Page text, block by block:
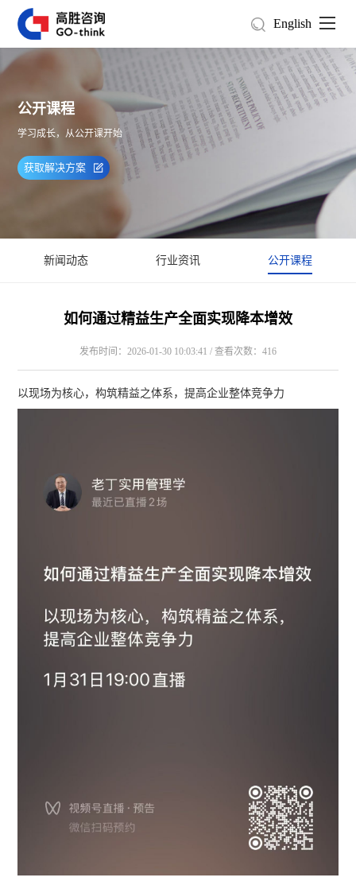
English
公开课程
学习成长，从公开课开始
获取解决方案
新闻动态 行业资讯 公开课程
如何通过精益生产全面实现降本增效
发布时间：2026-01-30 10:03:41 / 查看次数：416
以现场为核心，构筑精益之体系，提高企业整体竞争力